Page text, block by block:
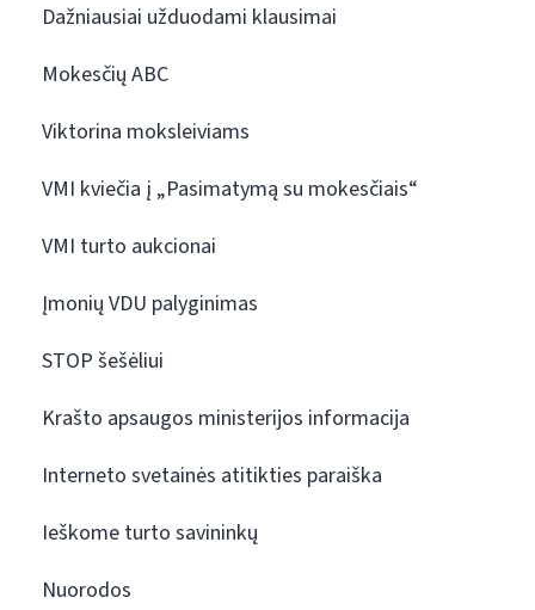
Dažniausiai užduodami klausimai
Mokesčių ABC
Viktorina moksleiviams
VMI kviečia į „Pasimatymą su mokesčiais“
VMI turto aukcionai
Įmonių VDU palyginimas
STOP šešėliui
Krašto apsaugos ministerijos informacija
Interneto svetainės atitikties paraiška
Ieškome turto savininkų
Nuorodos